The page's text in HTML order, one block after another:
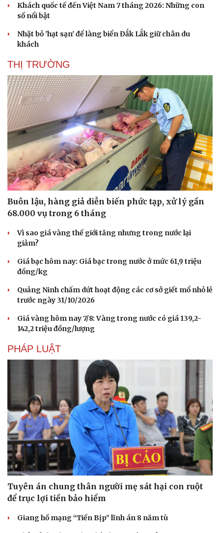
Văn hóa
Văn học
Âm nhạc
Giải trí
Thời trang
Khách quốc tế đến Việt Nam 7 tháng 2026: Những con
số nổi bật
Nhặt bỏ 'hạt sạn' để làng biển Đắk Lắk giữ chân du
khách
THỊ TRƯỜNG
Buôn lậu, hàng giả diễn biến phức tạp, xử lý gần
68.000 vụ trong 6 tháng
Vì sao giá vàng thế giới tăng nhưng trong nước lại
giảm?
Giá bạc hôm nay: Giá bạc trong nước ở mức 61,9 triệu
đồng/kg
Quảng Ninh chấm dứt hoạt động các cơ sở giết mổ nhỏ lẻ
trước ngày 31/10/2026
Giá vàng hôm nay 7/8: Vàng trong nước có giá 139,2-
142,2 triệu đồng/lượng
PHÁP LUẬT
Tuyên án chung thân người mẹ sát hại con ruột
để trục lợi tiền bảo hiểm
Giang hồ mạng “Tiến Bịp” lĩnh án 8 năm tù